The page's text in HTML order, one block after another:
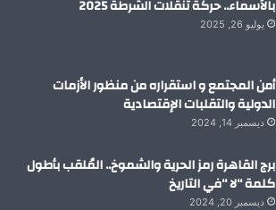
بالأسماء.. حركة تنقلات الشرطة 2025
يوليو 26, 2025
أمن المجتمع و استقراره من منظور الأزمات
الدولية والتقلبات الإقتصادية
ديسمبر 14, 2024
برج القاهرة رمز الحرية والشموخ.. المُلقب بأطول
كلمة “لا “في التاريخ
ديسمبر 20, 2024